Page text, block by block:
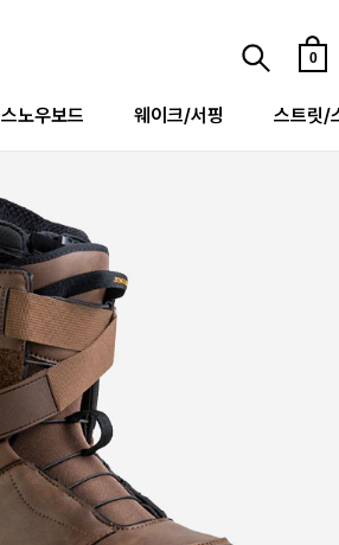
0
스노우보드 웨이크/서핑 스트릿/